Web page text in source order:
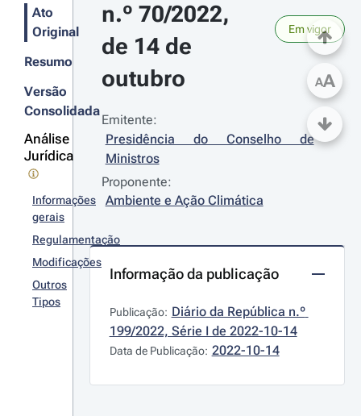
Ato
Original
Resumo
Versão
Consolidada
Análise
Jurídica
Informações
gerais
Regulamentação
Modificações
Outros
Tipos
n.º 70/2022,
de 14 de
outubro
Em vigor
Emitente:
Presidência do Conselho de
Ministros
Proponente:
Ambiente e Ação Climática
Informação da publicação
Publicação: Diário da República n.º
199/2022, Série I de 2022-10-14
Data de Publicação: 2022-10-14
AA